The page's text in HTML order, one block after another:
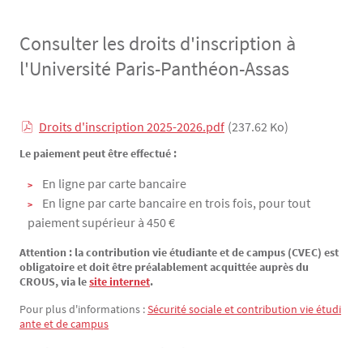
Consulter les droits d'inscription à
l'Université Paris-Panthéon-Assas
TexteDroits d'inscription 2025-2026.pdf (237.62 Ko)
Le paiement peut être effectué :
En ligne par carte bancaire
En ligne par carte bancaire en trois fois, pour tout
paiement supérieur à 450 €
Attention : la contribution vie étudiante et de campus (CVEC) est
obligatoire et doit être préalablement acquittée auprès du
CROUS, via lesite internet.
Pour plus d'informations :Sécurité sociale et contribution vie étudi
ante et de campus